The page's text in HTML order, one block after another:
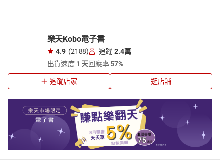
樂天Kobo電子書
4.9 (2188) 追蹤 2.4萬
出貨速度 1 天回應率57%
追蹤店家 逛店舖